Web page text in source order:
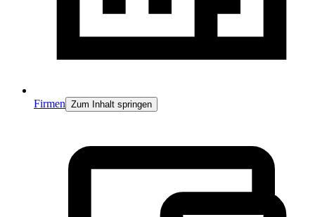
Firmen Zum Inhalt springen